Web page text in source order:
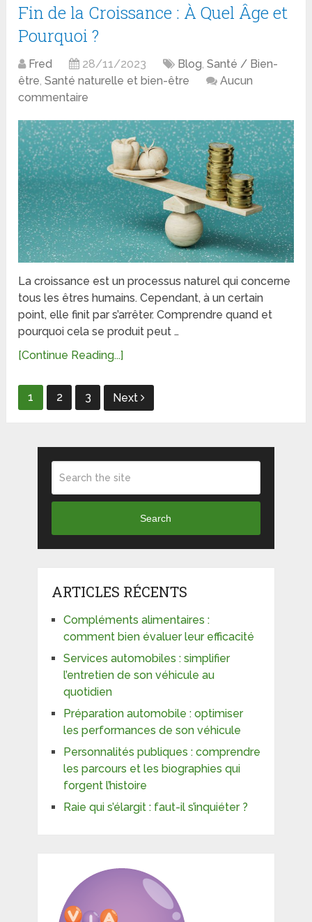
Fin de la Croissance : À Quel Âge et
Pourquoi ?
Fred 28/11/2023 Blog,Santé / Bien-
être,Santé naturelle et bien-être
Aucun
commentaire
La croissance est un processus naturel qui concerne
tous les êtres humains. Cependant, à un certain
point, elle finit par s’arrêter. Comprendre quand et
pourquoi cela se produit peut …
[Continue Reading...]
Pagination
publications
1 2 3 Next
Search
ARTICLES RÉCENTS
Compléments alimentaires :
comment bien évaluer leur efficacité
Services automobiles : simplifier
l’entretien de son véhicule au
quotidien
Préparation automobile : optimiser
les performances de son véhicule
Personnalités publiques : comprendre
les parcours et les biographies qui
forgent l’histoire
Raie qui s’élargit : faut-il s’inquiéter ?